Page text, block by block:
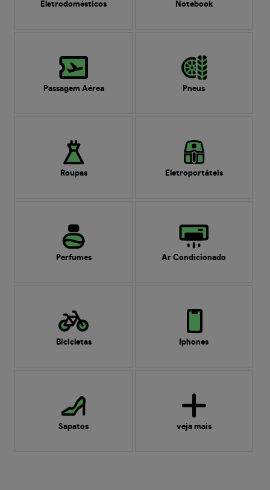
Eletrodomésticos Notebook
Passagem Aérea Pneus
Roupas Eletroportáteis
Perfumes Ar Condicionado
Bicicletas Iphones
Sapatos veja mais